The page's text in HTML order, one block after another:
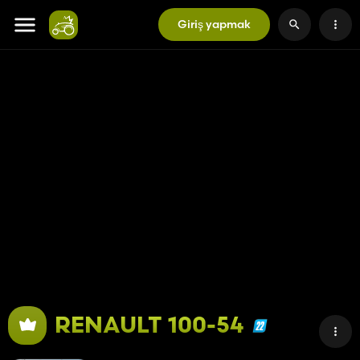
Giriş yapmak
RENAULT 100-54